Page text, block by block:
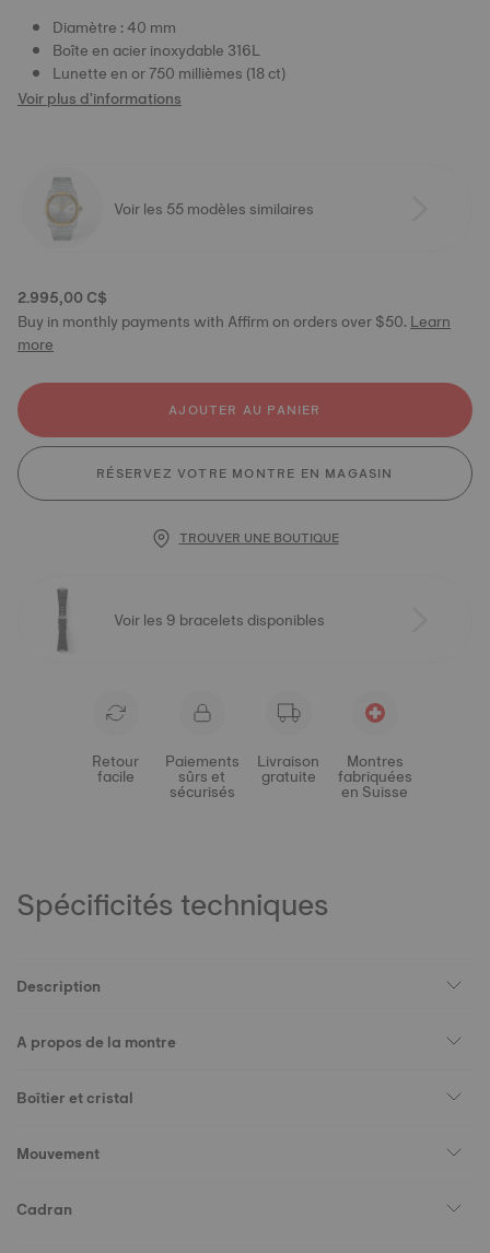
Diamètre : 40 mm
Boîte en acier inoxydable 316L
Lunette en or 750 millièmes (18 ct)
Voir plus d'informations
Voir les 55 modèles similaires
2.995,00 C$
Buy in monthly payments with Affirm on orders over $50.Learn
more
AJOUTER AU PANIER
RÉSERVEZ VOTRE MONTRE EN MAGASIN
TROUVER UNE BOUTIQUE
Voir les 9 bracelets disponibles
Retour
facile
Paiements
sûrs et
sécurisés
Livraison
gratuite
Montres
fabriquées
en Suisse
Spécificités techniques
Description
A propos de la montre
Boîtier et cristal
Mouvement
Cadran